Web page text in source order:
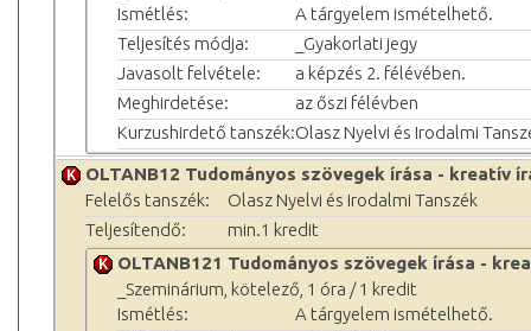
Ismétlés:
A tárgyelem ismételhető.
Teljesítés módja:
_Gyakorlati jegy
Javasolt felvétele:
a képzés 2. félévében.
Meghirdetése:
az őszi félévben
Kurzushirdető tanszék:Olasz Nyelvi és Irodalmi
OLTANB12 Tudományos szövegek írása - kreatív
Felelős tanszék:
Olasz Nyelvi és Irodalmi Tanszék
Teljesítendő:
min.1 kredit
OLTANB121 Tudományos szövegek írása -
_Szeminárium, kötelező, 1 óra / 1 kredit
Ismétlés:
A tárgyelem ismételhető.